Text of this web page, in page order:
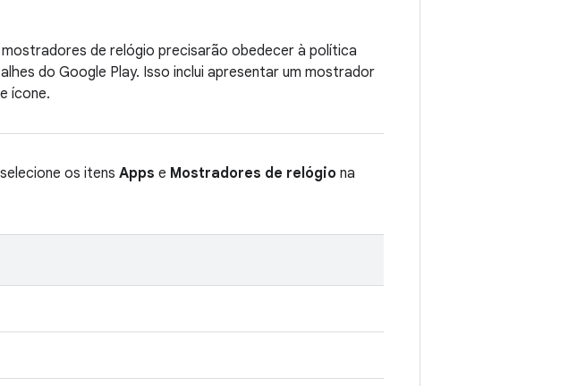
de relógio precisarão obedecer à política
do Google Play. Isso inclui apresentar um mostrador
ícone.
os itens Apps e Mostradores de relógio na